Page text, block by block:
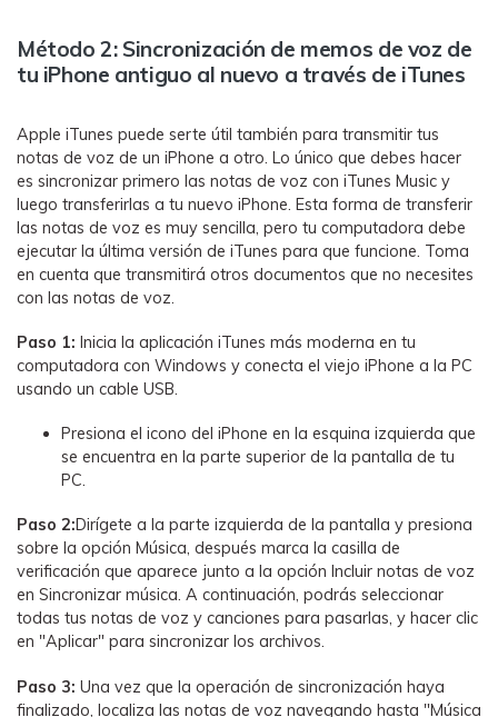
Método 2: Sincronización de memos de voz de
tu iPhone antiguo al nuevo a través de iTunes
Apple iTunes puede serte útil también para transmitir tus
notas de voz de un iPhone a otro. Lo único que debes hacer
es sincronizar primero las notas de voz con iTunes Music y
luego transferirlas a tu nuevo iPhone. Esta forma de transferir
las notas de voz es muy sencilla, pero tu computadora debe
ejecutar la última versión de iTunes para que funcione. Toma
en cuenta que transmitirá otros documentos que no necesites
con las notas de voz.
Paso 1: Inicia la aplicación iTunes más moderna en tu
computadora con Windows y conecta el viejo iPhone a la PC
usando un cable USB.
Presiona el icono del iPhone en la esquina izquierda que
se encuentra en la parte superior de la pantalla de tu
PC.
Paso 2:Dirígete a la parte izquierda de la pantalla y presiona
sobre la opción Música, después marca la casilla de
verificación que aparece junto a la opción Incluir notas de voz
en Sincronizar música. A continuación, podrás seleccionar
todas tus notas de voz y canciones para pasarlas, y hacer clic
en "Aplicar" para sincronizar los archivos.
Paso 3: Una vez que la operación de sincronización haya
finalizado, localiza las notas de voz navegando hasta "Música